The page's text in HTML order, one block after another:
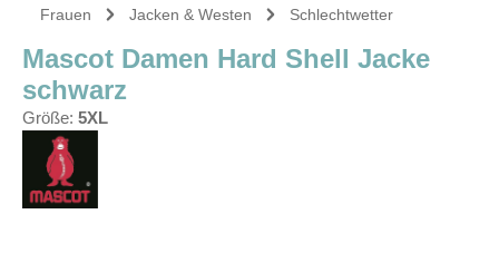
Frauen Jacken & Westen Schlechtwetter
Mascot Damen Hard Shell Jacke
schwarz
Größe: 5XL